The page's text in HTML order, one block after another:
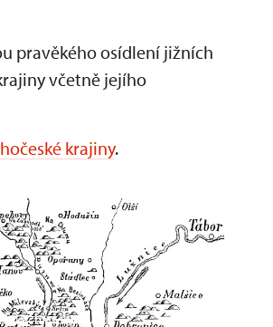
pravěkého osídlení jižních
včetně jejího
krajiny.
mohylových